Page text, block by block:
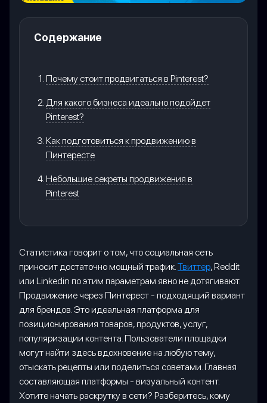
Содержание
Почему стоит продвигаться в Pinterest?
Для какого бизнеса идеально подойдет
Pinterest?
Как подготовиться к продвижению в
Пинтересте
Небольшие секреты продвижения в
Pinterest
Статистика говорит о том, что социальная сеть
приносит достаточно мощный трафик. Твиттер, Reddit
или Linkedin по этим параметрам явно не дотягивают.
Продвижение через Пинтерест - подходящий вариант
для брендов. Это идеальная платформа для
позиционирования товаров, продуктов, услуг,
популяризации контента. Пользователи площадки
могут найти здесь вдохновение на любую тему,
отыскать рецепты или поделиться советами. Главная
составляющая платформы - визуальный контент.
Хотите начать раскрутку в сети? Разберитесь, кому